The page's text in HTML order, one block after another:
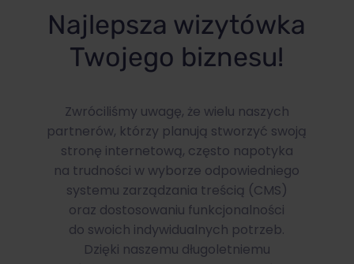
Najlepsza wizytówka
Twojego biznesu!
Zwróciliśmy uwagę, że wielu naszych
partnerów, którzy planują stworzyć swoją
stronę internetową, często napotyka
na trudności w wyborze odpowiedniego
systemu zarządzania treścią (CMS)
oraz dostosowaniu funkcjonalności
do swoich indywidualnych potrzeb.
Dzięki naszemu długoletniemu